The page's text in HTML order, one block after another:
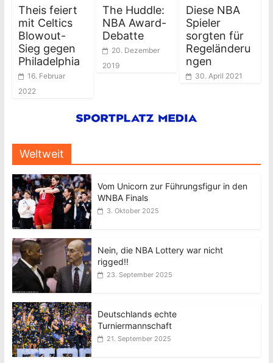
Theis feiert
mit Celtics
Blowout-
Sieg gegen
Philadelphia
16. Februar
2022
The Huddle:
NBA Award-
Debatte
20. Dezember
2019
Diese NBA
Spieler
sorgten für
Regeländeru
ngen
30. April 2021
Weltweit
Vom Unicorn zur Führungsfigur in den
WNBA Finals
3. Oktober 2025
Nein, die NBA Lottery war nicht
rigged!!
23. September 2025
Deutschlands echte
Turniermannschaft
21. September 2025